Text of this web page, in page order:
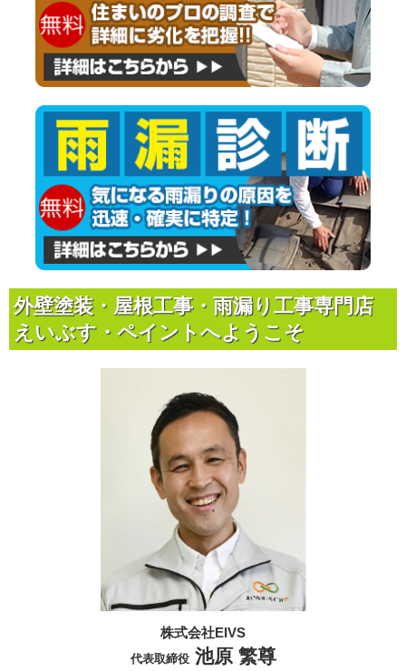
外壁塗装・屋根工事・雨漏り工事専門店
えいぶす・ペイントへようこそ
株式会社EIVS
代表取締役池原 繁尊